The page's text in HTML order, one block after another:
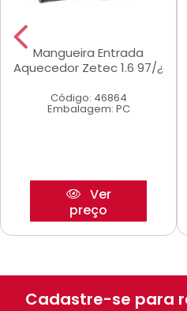
Mangueira Entrada
Aquecedor Zetec 1.6 97/¿
Código: 46864
Embalagem: PC
Ver
preço
Cadastre-se para